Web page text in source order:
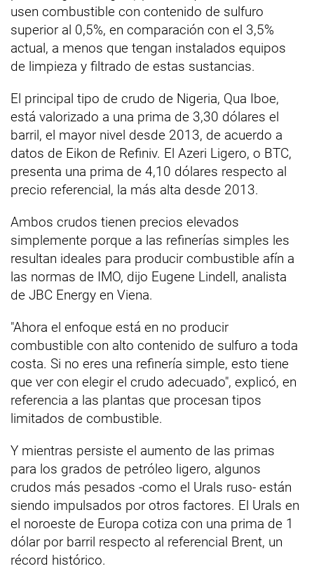
usen combustible con contenido de sulfuro
superior al 0,5%, en comparación con el 3,5%
actual, a menos que tengan instalados equipos
de limpieza y filtrado de estas sustancias.
El principal tipo de crudo de Nigeria, Qua Iboe,
está valorizado a una prima de 3,30 dólares el
barril, el mayor nivel desde 2013, de acuerdo a
datos de Eikon de Refiniv. El Azeri Ligero, o BTC,
presenta una prima de 4,10 dólares respecto al
precio referencial, la más alta desde 2013.
Ambos crudos tienen precios elevados
simplemente porque a las refinerías simples les
resultan ideales para producir combustible afín a
las normas de IMO, dijo Eugene Lindell, analista
de JBC Energy en Viena.
"Ahora el enfoque está en no producir
combustible con alto contenido de sulfuro a toda
costa. Si no eres una refinería simple, esto tiene
que ver con elegir el crudo adecuado", explicó, en
referencia a las plantas que procesan tipos
limitados de combustible.
Y mientras persiste el aumento de las primas
para los grados de petróleo ligero, algunos
crudos más pesados -como el Urals ruso- están
siendo impulsados por otros factores. El Urals en
el noroeste de Europa cotiza con una prima de 1
dólar por barril respecto al referencial Brent, un
récord histórico.